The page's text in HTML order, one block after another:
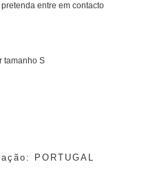
entre em contacto
tamanho S
PORTUGAL